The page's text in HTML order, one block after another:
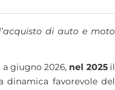
di auto e moto
giugno 2026, nel 2025il
dinamica favorevole del